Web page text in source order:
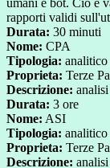
umani e bot. Ciò è
rapporti validi
Durata: 30 minuti
Nome: CPA
Tipologia: analitico
Proprieta: Terze
Descrizione:
Durata: 3 ore
Nome: ASI
Tipologia: analitico
Proprieta: Terze
Descrizione: